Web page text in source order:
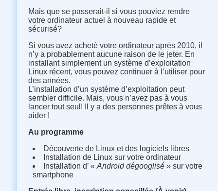
Mais que se passerait-il si vous pouviez rendre
votre ordinateur actuel à nouveau rapide et
sécurisé?
Si vous avez acheté votre ordinateur après 2010, il
n’y a probablement aucune raison de le jeter. En
installant simplement un système d’exploitation
Linux récent, vous pouvez continuer à l’utiliser pour
des années.
L’installation d’un système d’exploitation peut
sembler difficile. Mais, vous n’avez pas à vous
lancer tout seul ! Il y a des personnes prêtes à vous
aider !
Au programme
Découverte de Linux et des logiciels libres
Installation de Linux sur votre ordinateur
Installation d’ «Android dégooglisé » sur votre
smartphone